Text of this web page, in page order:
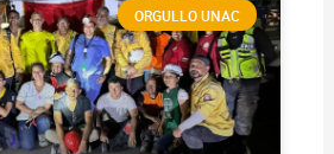
ORGULLO UNAC